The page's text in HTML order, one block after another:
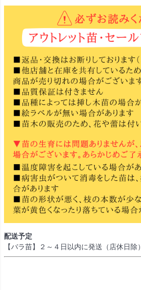
須
配送予定
【バラ苗】２～４日以内に発送（店休日除）